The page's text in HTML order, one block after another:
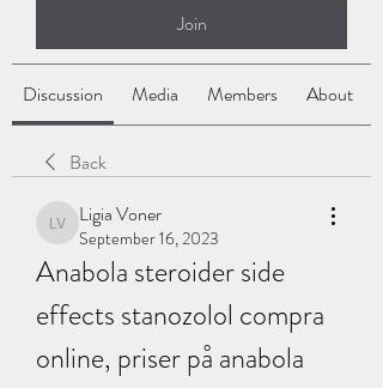
Join
Discussion Media Members About
Back
Ligia Voner
Ligia Voner
September 16, 2023
Anabola steroider side
effects stanozolol compra
online, priser på anabola